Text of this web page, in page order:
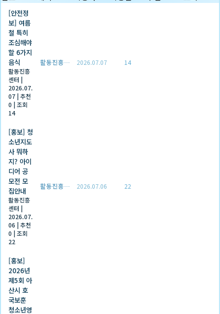
[안전정
보] 여름
철 특히
조심해야
할 6가지
음식
활동진흥
센터 |
2026.07.
07 |추천
0 |조회
14
활동진흥센터 2026.07.07 14
[홍보] 청
소년지도
사 뭐하
지? 아이
디어 공
모전 모
집안내
활동진흥
센터 |
2026.07.
06 |추천
0 |조회
22
활동진흥센터 2026.07.06 22
[홍보]
2026년
제5회 아
산시 호
국보훈
청소년영